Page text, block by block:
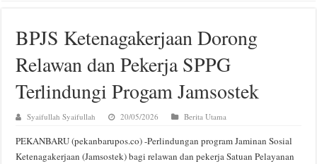
BPJS Ketenagakerjaan Dorong
Relawan dan Pekerja SPPG
Terlindungi Progam Jamsostek
Syaifullah Syaifullah 20/05/2026 Berita Utama
PEKANBARU (pekanbarupos.co) -Perlindungan program Jaminan Sosial
Ketenagakerjaan (Jamsostek) bagi relawan dan pekerja Satuan Pelayanan